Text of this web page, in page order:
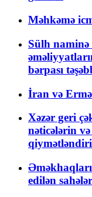
Məhkəmə
Sülh
bərpası
İran və
Xəzər geri
nəticələrin
edilən